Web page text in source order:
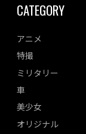
CATEGORY
アニメ
特撮
ミリタリー
車
美少女
オリジナル